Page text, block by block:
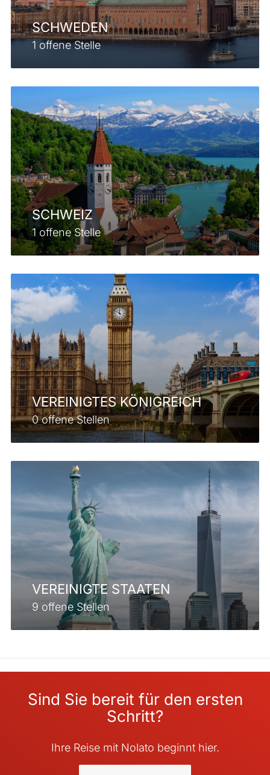
SCHWEDEN
1 offene Stelle
SCHWEIZ
1 offene Stelle
VEREINIGTES KÖNIGREICH
0 offene Stellen
VEREINIGTE STAATEN
9 offene Stellen
Sind Sie bereit für den ersten
Schritt?
Ihre Reise mit Nolato beginnt hier.